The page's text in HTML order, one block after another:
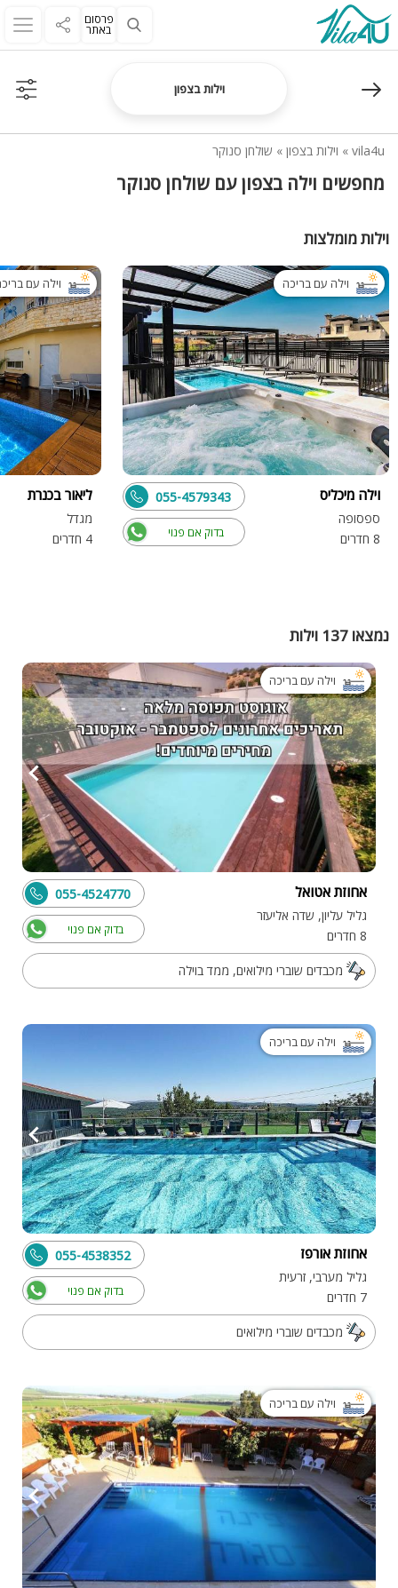
פרסום
באתר
וילות בצפון
vila4u
» וילות בצפון » שולחן סנוקר
מחפשים וילה בצפון עם שולחן סנוקר
וילות מומלצות
וילה עם בריכה
וילה מיכליס
ספסופה
8 חדרים
בדוק אם פנוי
055-4579343
וילה עם
ליאור בכנרת
מגדל
4 חדרים
נמצאו 137 וילות
וילה עם בריכה
אחוזת אטואל
גליל עליון, שדה אליעזר
8 חדרים
בדוק אם פנוי
055-4524770
מכבדים שוברי מילואים, ממד בוילה
וילה עם בריכה
אחוזת אורפז
גליל מערבי, זרעית
7 חדרים
בדוק אם פנוי
055-4538352
מכבדים שוברי מילואים
וילה עם בריכה